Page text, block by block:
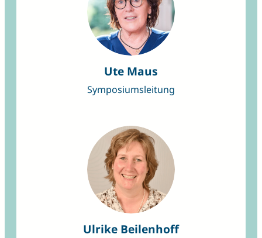
Ute Maus
Symposiumsleitung
Ulrike Beilenhoff